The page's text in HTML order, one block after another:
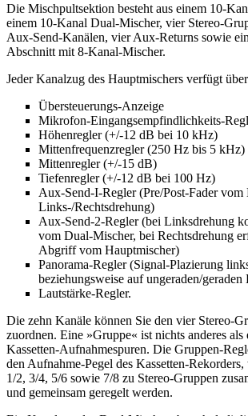
Die Mischpultsektion besteht aus einem 10-
einem 10-Kanal Dual-Mischer, vier Stereo-
Aux-Send-Kanälen, vier Aux-Returns sowie
Abschnitt mit 8-Kanal-Mischer.
Jeder Kanalzug des Hauptmischers verfügt
Übersteuerungs-Anzeige
Mikrofon-Eingangsempfindlichkeits-
Höhenregler (+/-12 dB bei 10 kHz)
Mittenfrequenzregler (250 Hz bis 5 kHz)
Mittenregler (+/-15 dB)
Tiefenregler (+/-12 dB bei 100 Hz)
Aux-Send-I-Regler (Pre/Post-Fader vom
Links-/Rechtsdrehung)
Aux-Send-2-Regler (bei Linksdrehung
vom Dual-Mischer, bei Rechtsdrehung
Abgriff vom Hauptmischer)
Panorama-Regler (Signal-Plazierung
beziehungsweise auf ungeraden/geraden
Lautstärke-Regler.
Die zehn Kanäle können Sie den vier Stereo-
zuordnen. Eine »Gruppe« ist nichts anderes als
Kassetten-Aufnahmespuren. Die Gruppen-
den Aufnahme-Pegel des Kassetten-
1/2, 3/4, 5/6 sowie 7/8 zu Stereo-Gruppen
und gemeinsam geregelt werden.